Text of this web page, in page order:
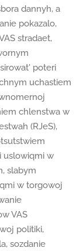
dannyh, a
pokazalo,
stradaet,
poteri
uchastiem
chlenstwa w
(RJeS),
uslowiqmi w
slabym
w torgowoj
VAS
politiki,
sozdanie